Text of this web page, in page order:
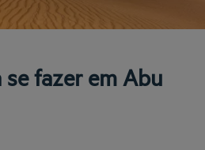
fazer em Abu